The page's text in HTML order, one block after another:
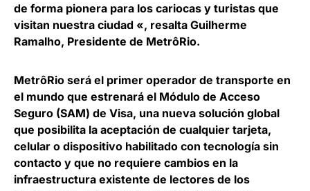
de forma pionera para los cariocas y turistas que
visitan nuestra ciudad «, resalta Guilherme
Ramalho, Presidente de MetrôRio.
MetrôRio será el primer operador de transporte en
el mundo que estrenará el Módulo de Acceso
Seguro (SAM) de Visa, una nueva solución global
que posibilita la aceptación de cualquier tarjeta,
celular o dispositivo habilitado con tecnología sin
contacto y que no requiere cambios en la
infraestructura existente de lectores de los